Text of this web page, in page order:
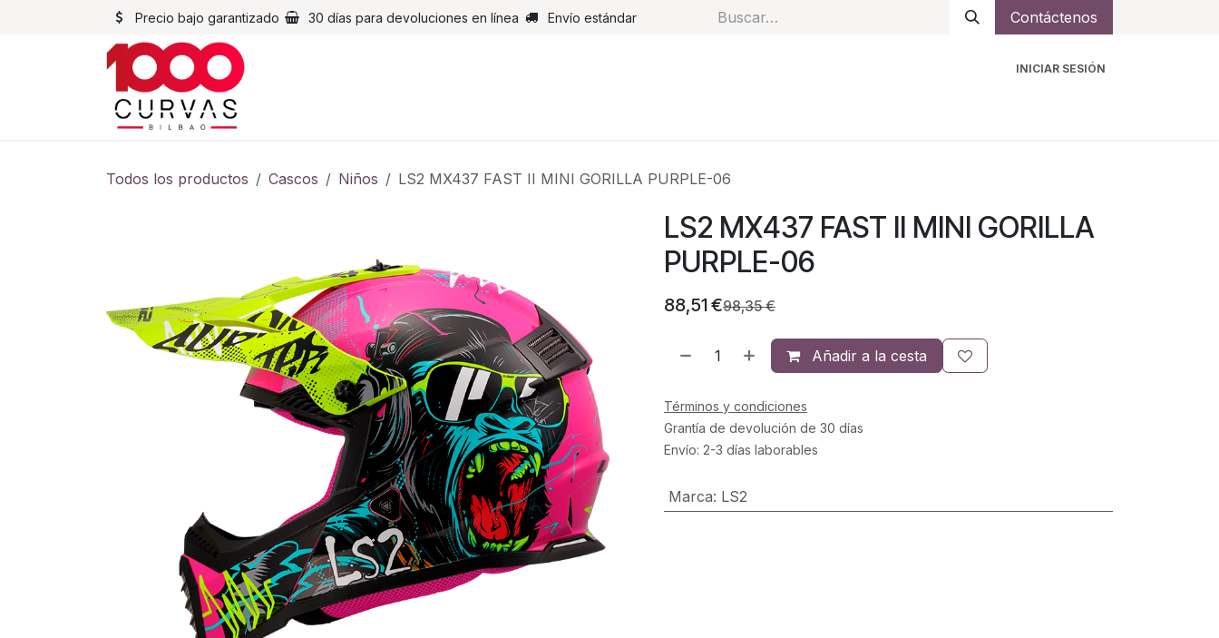
Precio bajo garantizado 30 días para devoluciones en línea Envío estándar Contáctenos
INICIAR SESIÓN
Todos los productos Cascos Niños LS2 MX437 FAST II MINI GORILLA PURPLE-06
LS2 MX437 FAST II MINI GORILLA
PURPLE-06
88,51€98,35€
Añadir a la cesta
Términos y condiciones
Grantía de devolución de 30 días
Envío: 2-3 días laborables
Marca: LS2